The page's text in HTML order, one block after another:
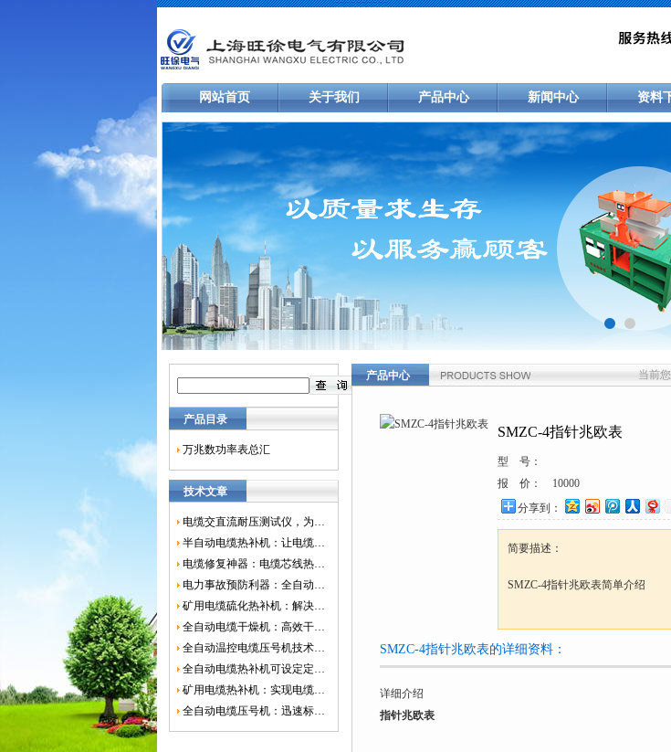
网站首页 关于我们 产品中心 新闻中心 资料
产品目录
万兆数功率表总汇
技术文章
电缆交直流耐压测试仪，为电网安全保驾护航
半自动电缆热补机：让电缆修复更简单、更高效！
电缆修复神器：电缆芯线热补机如何保障电网安全？
电力事故预防利器：全自动控温电缆热补机
矿用电缆硫化热补机：解决矿山电缆故障的新选择
全自动电缆干燥机：高效干燥，电缆质量
全自动温控电缆压号机技术革新：数字化标识的新趋势
全自动电缆热补机可设定定时功能，实现自动化热补
矿用电缆热补机：实现电缆故障修复的高效装置
全自动电缆压号机：迅速标识电缆的利器
产品中心 当前
SMZC-4指针兆欧表
型 号：
报 价：
10000
分享到：
简要描述：
SMZC-4指针兆欧表简单介绍
SMZC-4指针兆欧表的详细资料：
详细介绍
指针兆欧表